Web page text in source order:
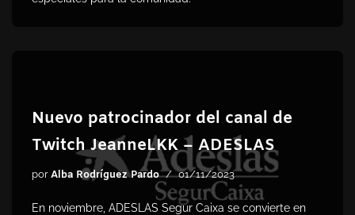
Nuevo patrocinador del canal de
Twitch JeanneLKK – ADESLAS
por Alba Rodríguez Pardo 01/11/2023
En noviembre, ADESLAS Segur Caixa se convierte en